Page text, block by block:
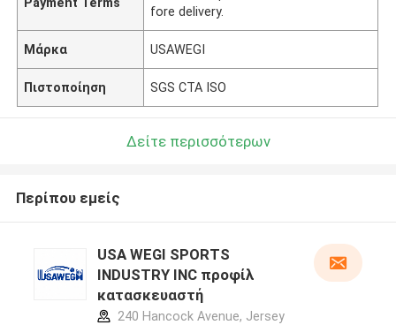
fore delivery.
Μάρκα USAWEGI
Πιστοποίηση SGS CTA ISO
Δείτε περισσότερων
Περίπου εμείς
USA WEGI SPORTS
INDUSTRY INC προφίλ
κατασκευαστή
240 Hancock Avenue, Jersey